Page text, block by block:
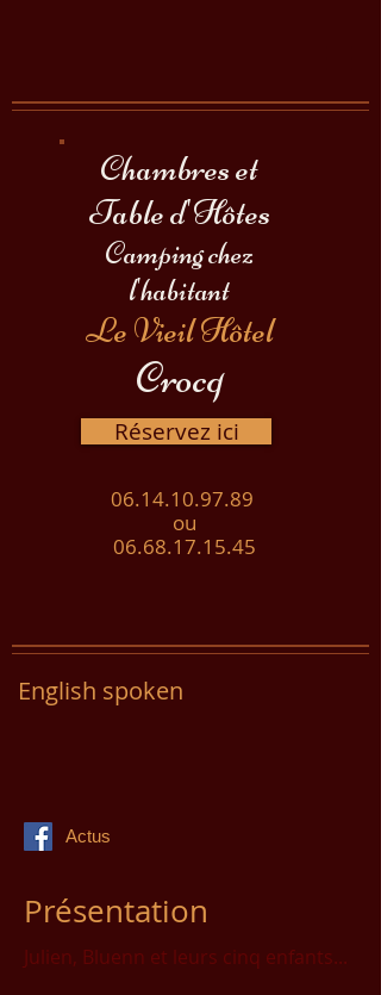
Chambres et
Tabled'Hôtes
Camping chez
l'habitant
Le Vieil Hôtel
Crocq
Réservez ici
06.14.10.97.89
ou
06.68.17.15.45
English spoken
Actus
Présentation
Julien, Bluenn et leurs cinq enfants...